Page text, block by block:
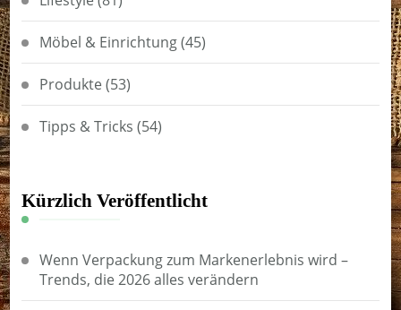
Möbel & Einrichtung(45)
Produkte (53)
Tipps & Tricks (54)
Kürzlich Veröffentlicht
Wenn Verpackung zum Markenerlebnis wird –
Trends, die 2026 alles verändern